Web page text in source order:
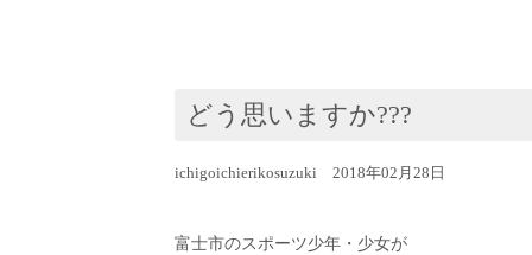
どう思いますか???
ichigoichierikosuzuki 2018年02月28日
富士市のスポーツ少年・少女が